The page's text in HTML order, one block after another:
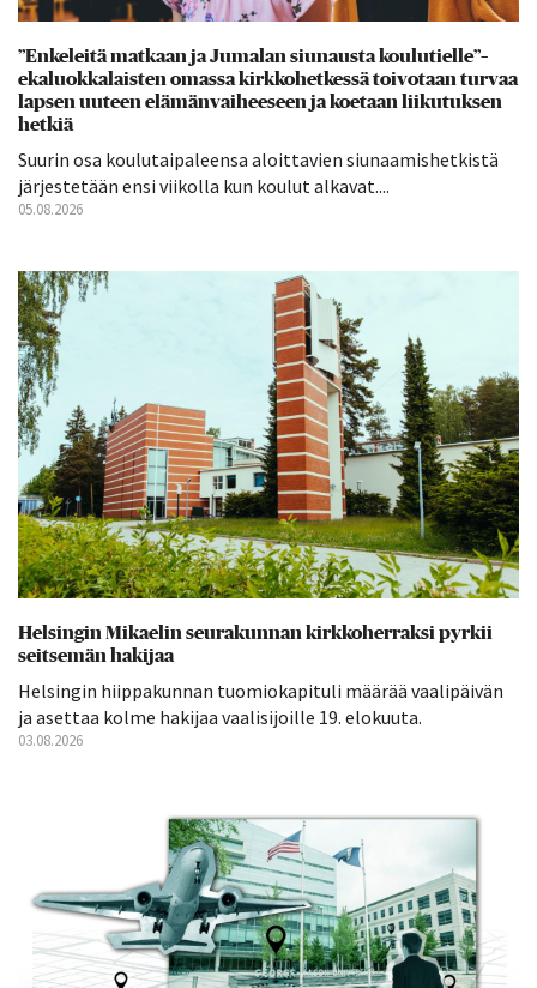
”Enkeleitä matkaan ja Jumalan siunausta koulutielle”–
ekaluokkalaisten omassa kirkkohetkessä toivotaan turvaa
lapsen uuteen elämänvaiheeseen ja koetaan liikutuksen
hetkiä
Suurin osa koulutaipaleensa aloittavien siunaamishetkistä
järjestetään ensi viikolla kun koulut alkavat....
05.08.2026
Helsingin Mikaelin seurakunnan kirkkoherraksi pyrkii
seitsemän hakijaa
Helsingin hiippakunnan tuomiokapituli määrää vaalipäivän
ja asettaa kolme hakijaa vaalisijoille 19. elokuuta.
03.08.2026